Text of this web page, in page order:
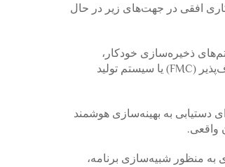
۴٫۰ و تولید هوشمند، مراکز خمکاری افقی در جهت‌های زیر در حال
ذخیره‌سازی خودکار،
دستگاه‌های برش لیزری فیبری/علامت‌گذاری لیزری و غیره، به‌منظور تشکیل سلول تولید انعطاف‌پذیر (FMC) یا سیستم تولید
دستیابی به بهینه‌سازی هوشمند
واقعی.
به منظور شبیه‌سازی برنامه،